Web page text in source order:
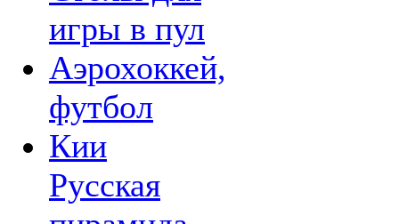
игры в пул
Аэрохоккей,
футбол
Кии
Русская